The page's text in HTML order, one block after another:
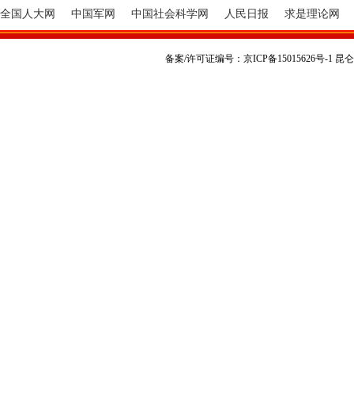
全国人大网
中国军网 中国社会科学网 人民日报 求是理论网
备案/许可证编号：京ICP备15015626号-1 昆